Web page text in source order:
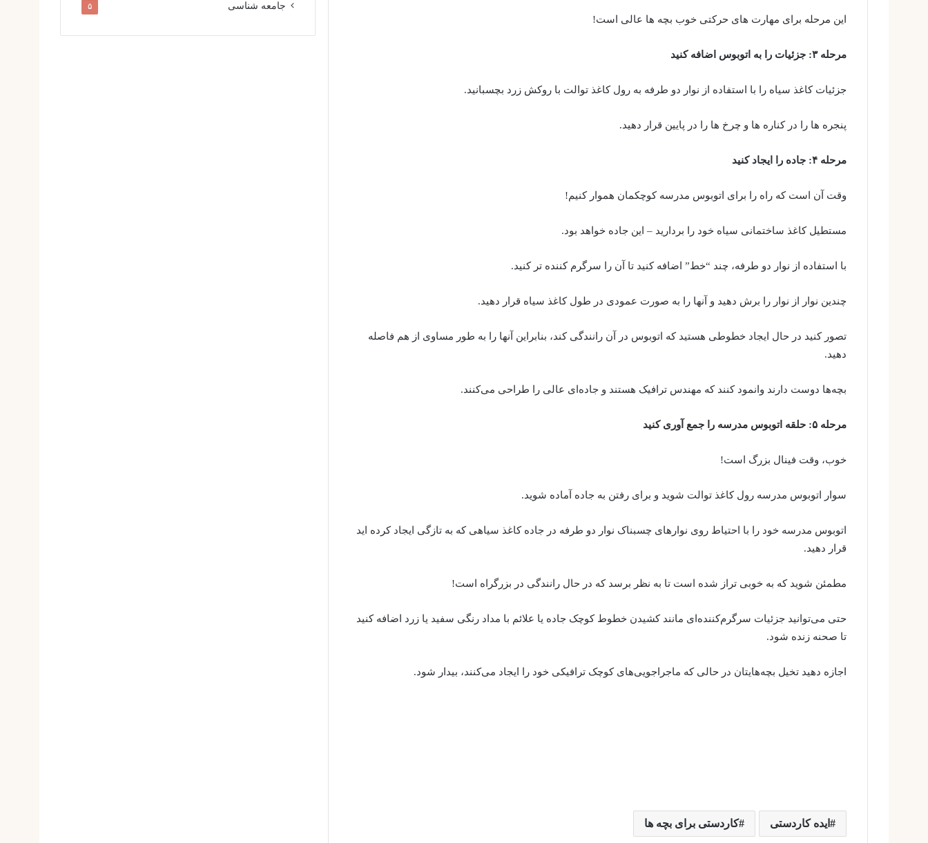
این مرحله برای مهارت های حرکتی خوب بچه ها عالی است!
مرحله ۳: جزئیات را به اتوبوس اضافه کنید
جزئیات کاغذ سیاه را با استفاده از نوار دو طرفه به رول کاغذ توالت با روکش زرد بچسبانید.
پنجره ها را در کناره ها و چرخ ها را در پایین قرار دهید.
مرحله ۴: جاده را ایجاد کنید
وقت آن است که راه را برای اتوبوس مدرسه کوچکمان هموار کنیم!
مستطیل کاغذ ساختمانی سیاه خود را بردارید – این جاده خواهد بود.
با استفاده از نوار دو طرفه، چند “خط” اضافه کنید تا آن را سرگرم کننده تر کنید.
چندین نوار از نوار را برش دهید و آنها را به صورت عمودی در طول کاغذ سیاه قرار دهید.
تصور کنید در حال ایجاد خطوطی هستید که اتوبوس در آن رانندگی کند، بنابراین آنها را به طور مساوی از هم فاصله
دهید.
بچه‌ها دوست دارند وانمود کنند که مهندس ترافیک هستند و جاده‌ای عالی را طراحی می‌کنند.
مرحله ۵: حلقه اتوبوس مدرسه را جمع آوری کنید
خوب، وقت فینال بزرگ است!
سوار اتوبوس مدرسه رول کاغذ توالت شوید و برای رفتن به جاده آماده شوید.
اتوبوس مدرسه خود را با احتیاط روی نوارهای چسبناک نوار دو طرفه در جاده کاغذ سیاهی که به تازگی ایجاد کرده اید
قرار دهید.
مطمئن شوید که به خوبی تراز شده است تا به نظر برسد که در حال رانندگی در بزرگراه است!
حتی می‌توانید جزئیات سرگرم‌کننده‌ای مانند کشیدن خطوط کوچک جاده یا علائم با مداد رنگی سفید یا زرد اضافه کنید
تا صحنه زنده شود.
اجازه دهید تخیل بچه‌هایتان در حالی که ماجراجویی‌های کوچک ترافیکی خود را ایجاد می‌کنند، بیدار شود.
ایده کاردستی کاردستی برای بچه ها
جامعه شناسی ۵